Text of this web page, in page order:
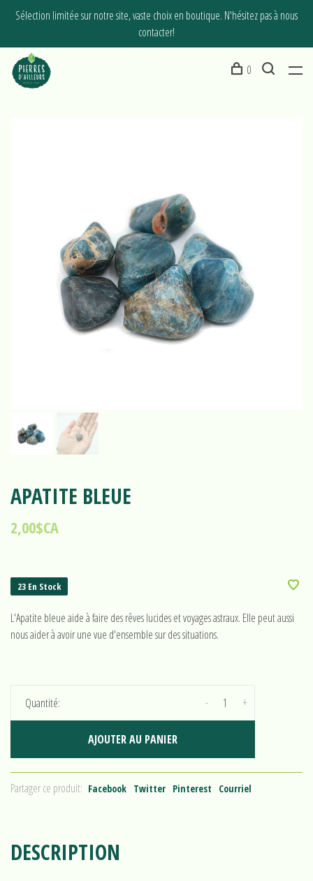
Sélection limitée sur notre site, vaste choix en boutique. N'hésitez pas à nous
contacter!
0
APATITE BLEUE
2,00$CA
23 En Stock
L'Apatite bleue aide à faire des rêves lucides et voyages astraux. Elle peut aussi
nous aider à avoir une vue d'ensemble sur des situations.
Quantité: +
-
AJOUTER AU PANIER
Partager ce produit: Facebook Twitter Pinterest Courriel
DESCRIPTION